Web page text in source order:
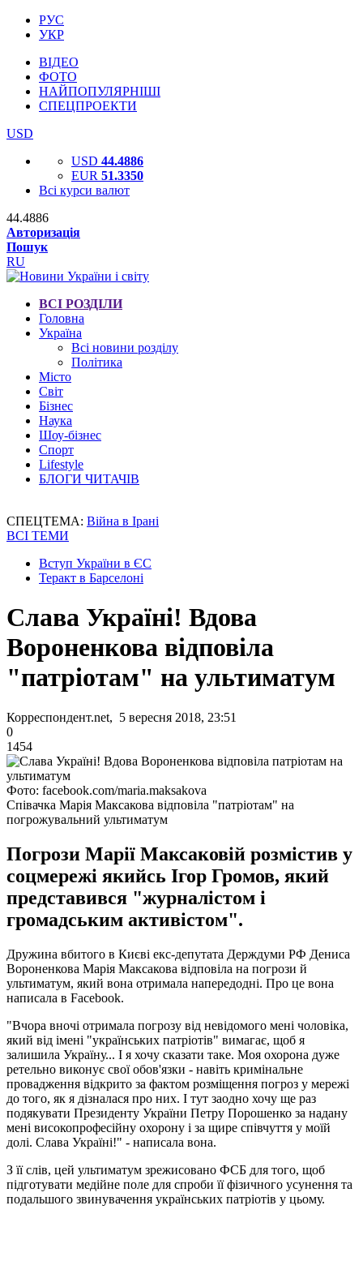
РУС
УКР
ВІДЕО
ФОТО
НАЙПОПУЛЯРНІШІ
СПЕЦПРОЕКТИ
USD
USD 44.4886
EUR 51.3350
Всі курси валют
44.4886
Авторизація
Пошук
RU
ВСІ РОЗДІЛИ
Головна
Україна
Всі новини розділу
Політика
Місто
Світ
Бізнес
Наука
Шоу-бізнес
Спорт
Lifestyle
БЛОГИ ЧИТАЧІВ
СПЕЦТЕМА: Війна в Ірані
ВСІ ТЕМИ
Вступ України в ЄС
Теракт в Барселоні
Слава Україні! Вдова
Вороненкова відповіла
"патріотам" на ультиматум
Корреспондент.net, 5 вересня 2018, 23:51
0
1454
Фото: facebook.com/maria.maksakova
Співачка Марія Максакова відповіла "патріотам" на
погрожувальний ультиматум
Погрози Марії Максаковій розмістив у
соцмережі якийсь Ігор Громов, який
представився "журналістом і
громадським активістом".
Дружина вбитого в Києві екс-депутата Держдуми РФ Дениса
Вороненкова Марія Максакова відповіла на погрози й
ультиматум, який вона отримала напередодні. Про це вона
написала в Facebook.
"Вчора вночі отримала погрозу від невідомого мені чоловіка,
який від імені "українських патріотів" вимагає, щоб я
залишила Україну... І я хочу сказати таке. Моя охорона дуже
ретельно виконує свої обов'язки - навіть кримінальне
провадження відкрито за фактом розміщення погроз у мережі
до того, як я дізналася про них. І тут заодно хочу ще раз
подякувати Президенту України Петру Порошенко за надану
мені високопрофесійну охорону і за щире співчуття у моїй
долі. Слава Україні!" - написала вона.
З її слів, цей ультиматум зрежисовано ФСБ для того, щоб
підготувати медійне поле для спроби її фізичного усунення та
подальшого звинувачення українських патріотів у цьому.